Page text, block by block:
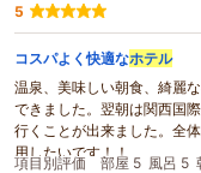
もちろんホテル
空港近くで探している人に
私たち夫婦はバイクで利用
こちらから、宝塚方面に走
り、いながわ方面に走り道
たので大満足です☆
また利用したいと思います。
5
コスパよく快適なホテル
温泉、美味しい朝食、綺麗
できました。翌朝は関西国
行くことが出来ました。全
用したいです！！
項目別評価 部屋 5 風呂 5